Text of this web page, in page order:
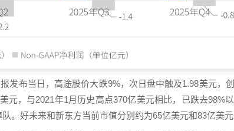
发布当日，高途股价大跌9%，次日盘中触及1.98美元，
元，与2021年1月历史高点370亿美元相比，已跌去98%
。好未来和新东方当前市值分别约为65亿美元和83亿美元